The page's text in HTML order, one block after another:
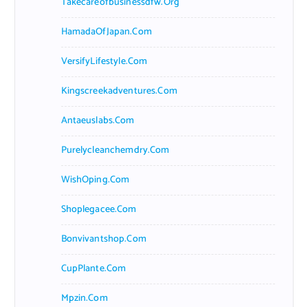
HamadaOfJapan.com
VersifyLifestyle.com
Kingscreekadventures.com
Antaeuslabs.com
Purelycleanchemdry.com
WishOping.com
Shoplegacee.com
Bonvivantshop.com
CupPlante.com
Mpzin.com